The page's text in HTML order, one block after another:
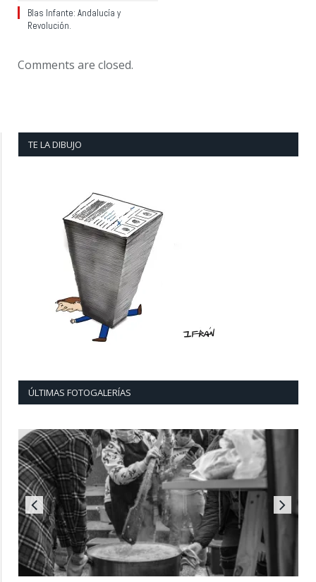
Blas Infante: Andalucía y
Revolución.
Comments are closed.
TE LA DIBUJO
ÚLTIMAS FOTOGALERÍAS